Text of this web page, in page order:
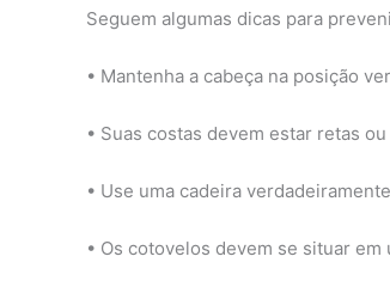
Seguem algumas dicas para
• Mantenha a cabeça na posição
• Suas costas devem estar retas
• Use uma cadeira
• Os cotovelos devem se situar